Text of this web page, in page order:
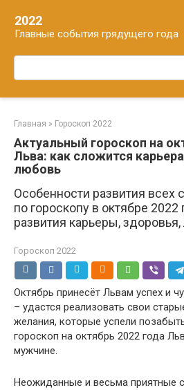
контенту
2022
Главные события грядущего года
Главная » Гороскоп 2022
Актуальный гороскоп на
Льва: как сложится
любовь
Особенности развития всех
по гороскопу в октябре
развития карьеры,
Гороскоп 2022
Октябрь принесёт Львам успех и
– удастся реализовать свои
желания, которые успели
гороскоп на октябрь 2022 года
мужчине.
Неожиданные и весьма приятные